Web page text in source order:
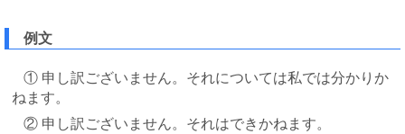
例文
① 申し訳ございません。それについては私では分かりか
ねます。
② 申し訳ございません。それはできかねます。